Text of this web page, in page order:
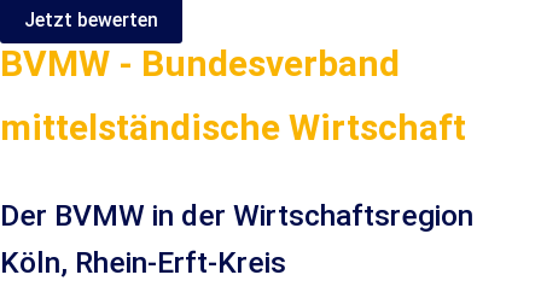
Jetzt bewerten
BVMW - Bundesverband
mittelständische Wirtschaft
Der BVMW in der Wirtschaftsregion
Köln, Rhein-Erft-Kreis